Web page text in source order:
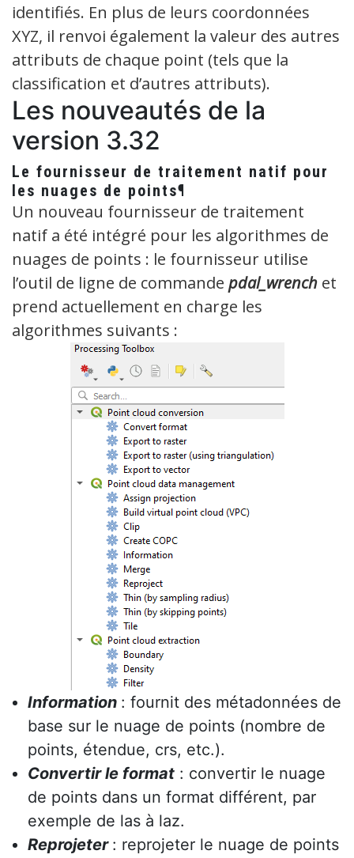
identifiés. En plus de leurs coordonnées
XYZ, il renvoi également la valeur des autres
attributs de chaque point (tels que la
classification et d’autres attributs).
Les nouveautés de la
version 3.32
Le fournisseur de traitement natif pour
les nuages de points¶
Un nouveau fournisseur de traitement
natif a été intégré pour les algorithmes de
nuages de points : le fournisseur utilise
l’outil de ligne de commande pdal_wrench et
prend actuellement en charge les
algorithmes suivants :
Information : fournit des métadonnées de
base sur le nuage de points (nombre de
points, étendue, crs, etc.).
Convertir le format : convertir le nuage
de points dans un format différent, par
exemple de las à laz.
Reprojeter : reprojeter le nuage de points